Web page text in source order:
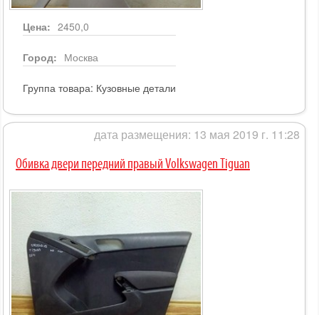
Цена: 2450,0
Город: Москва
Группа товара: Кузовные детали
дата размещения: 13 мая 2019 г. 11:28
Обивка двери передний правый Volkswagen Tiguan